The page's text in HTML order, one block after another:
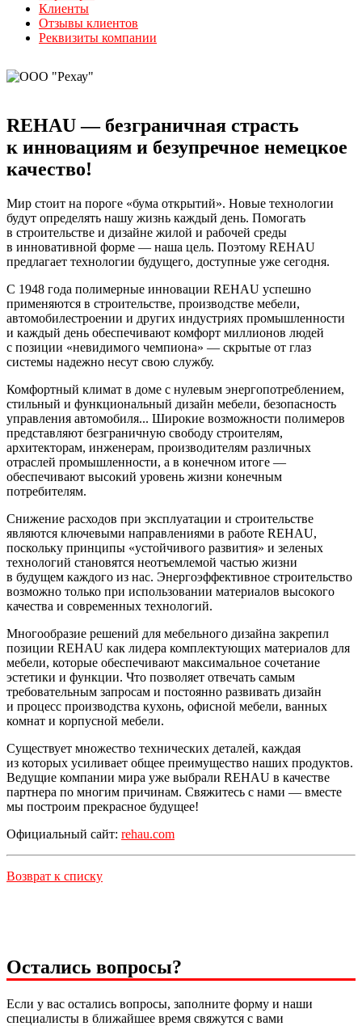
Клиенты
Отзывы клиентов
Реквизиты компании
REHAU — безграничная страсть
к инновациям и безупречное немецкое
качество!
Мир стоит на пороге «бума открытий». Новые технологии
будут определять нашу жизнь каждый день. Помогать
в строительстве и дизайне жилой и рабочей среды
в инновативной форме — наша цель. Поэтому REHAU
предлагает технологии будущего, доступные уже сегодня.
С 1948 года полимерные инновации REHAU успешно
применяются в строительстве, производстве мебели,
автомобилестроении и других индустриях промышленности
и каждый день обеспечивают комфорт миллионов людей
с позиции «невидимого чемпиона» — скрытые от глаз
системы надежно несут свою службу.
Комфортный климат в доме с нулевым энергопотреблением,
стильный и функциональный дизайн мебели, безопасность
управления автомобиля... Широкие возможности полимеров
представляют безграничную свободу строителям,
архитекторам, инженерам, производителям различных
отраслей промышленности, а в конечном итоге —
обеспечивают высокий уровень жизни конечным
потребителям.
Снижение расходов при эксплуатации и строительстве
являются ключевыми направлениями в работе REHAU,
поскольку принципы «устойчивого развития» и зеленых
технологий становятся неотъемлемой частью жизни
в будущем каждого из нас. Энергоэффективное строительство
возможно только при использовании материалов высокого
качества и современных технологий.
Многообразие решений для мебельного дизайна закрепил
позиции REHAU как лидера комплектующих материалов для
мебели, которые обеспечивают максимальное сочетание
эстетики и функции. Что позволяет отвечать самым
требовательным запросам и постоянно развивать дизайн
и процесс производства кухонь, офисной мебели, ванных
комнат и корпусной мебели.
Существует множество технических деталей, каждая
из которых усиливает общее преимущество наших продуктов.
Ведущие компании мира уже выбрали REHAU в качестве
партнера по многим причинам. Свяжитесь с нами — вместе
мы построим прекрасное будущее!
Официальный сайт: rehau.com
Возврат к списку
Остались вопросы?
Если у вас остались вопросы, заполните форму и наши
специалисты в ближайшее время свяжутся с вами